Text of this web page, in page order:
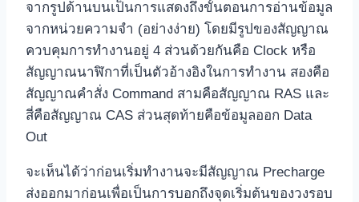
จากรูปด้านบนเป็นการแสดงถึงขั้นตอนการอ่านข้อมูล
จากหน่วยความจำ (อย่างง่าย) โดยมีรูปของสัญญาณ
ควบคุมการทำงานอยู่ 4 ส่วนด้วยกันคือ Clock หรือ
สัญญาณนาฬิกาที่เป็นตัวอ้างอิงในการทำงาน สองคือ
สัญญาณคำสั่ง Command สามคือสัญญาณ RAS และ
สี่คือสัญญาณ CAS ส่วนสุดท้ายคือข้อมูลออก Data
Out
จะเห็นได้ว่าก่อนเริ่มทำงานจะมีสัญญาณ Precharge
ส่งออกมาก่อนเพื่อเป็นการบอกถึงจุดเริ่มต้นของวงรอบ